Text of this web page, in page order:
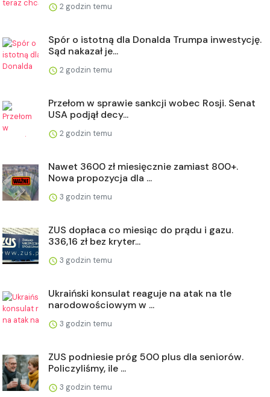
2 godzin temu
Spór o istotną dla Donalda Trumpa inwestycję.
Sąd nakazał je...
2 godzin temu
Przełom w sprawie sankcji wobec Rosji. Senat
USA podjął decy...
2 godzin temu
Nawet 3600 zł miesięcznie zamiast 800+.
Nowa propozycja dla ...
3 godzin temu
ZUS dopłaca co miesiąc do prądu i gazu.
336,16 zł bez kryter...
3 godzin temu
Ukraiński konsulat reaguje na atak na tle
narodowościowym w ...
3 godzin temu
ZUS podniesie próg 500 plus dla seniorów.
Policzyliśmy, ile ...
3 godzin temu